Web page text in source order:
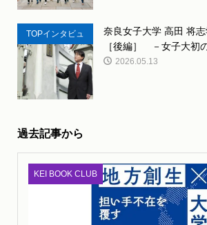
TOPインタビュ
ー
奈良女子大学 高田 将
［後編］ －女子大初
2026.05.13
過去記事から
KEI BOOK CLUB